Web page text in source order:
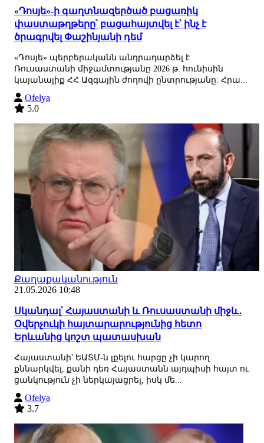
«Դոսյե»-ի գաղտնազերծած բացառիկ
փաստաթղթերը՝ բացահայտվել է՝ ինչ է
ծրագրվել Փաշինյանի դեմ
«Դոսյե» պերբերականն անդրադարձել է
Ռուսաստանի միջամտությանը 2026 թ. հունիսին
կայանալիք ՀՀ Ազգային ժողովի ընտրությանը: Հրա...
Ofelya
5.0
Քաղաքականություն
21.05.2026 10:48
Սկանդալ՝ Հայաստանի և Ռուսաստանի միջև․
Օվերչուկի հայտարարությունից հետո
Երևանից կոշտ պատասխան
Հայաստանի՝ ԵԱՏՄ-ն լքելու հարցը չի կարող
քննարկվել, քանի դեռ Հայաստանն այդպիսի հայտ ու
ցանկություն չի ներկայացրել, իսկ մե...
Ofelya
3.7